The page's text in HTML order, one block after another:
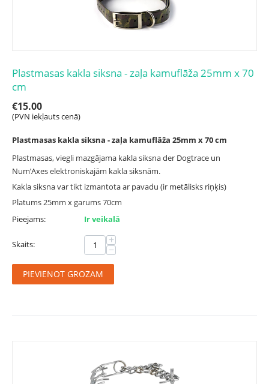
Plastmasas kakla siksna - zaļa kamuflāža 25mm x 70
cm
€15.00
(PVN iekļauts cenā)
Plastmasas kakla siksna - zaļa kamuflāža 25mm x 70 cm
Plastmasas, viegli mazgājama kakla siksna der Dogtrace un
Num’Axes elektroniskajām kakla siksnām.
Kakla siksna var tikt izmantota ar pavadu (ir metālisks riņķis)
Platums 25mm x garums 70cm
Pieejams:
Ir veikalā
Skaits: +
−
PIEVIENOT GROZAM